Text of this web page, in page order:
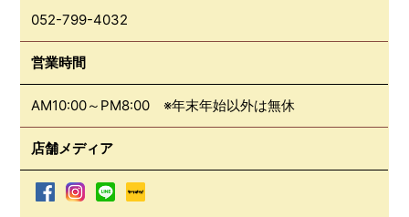
052-799-4032
営業時間
AM10:00～PM8:00 ※年末年始以外は無休
店舗メディア